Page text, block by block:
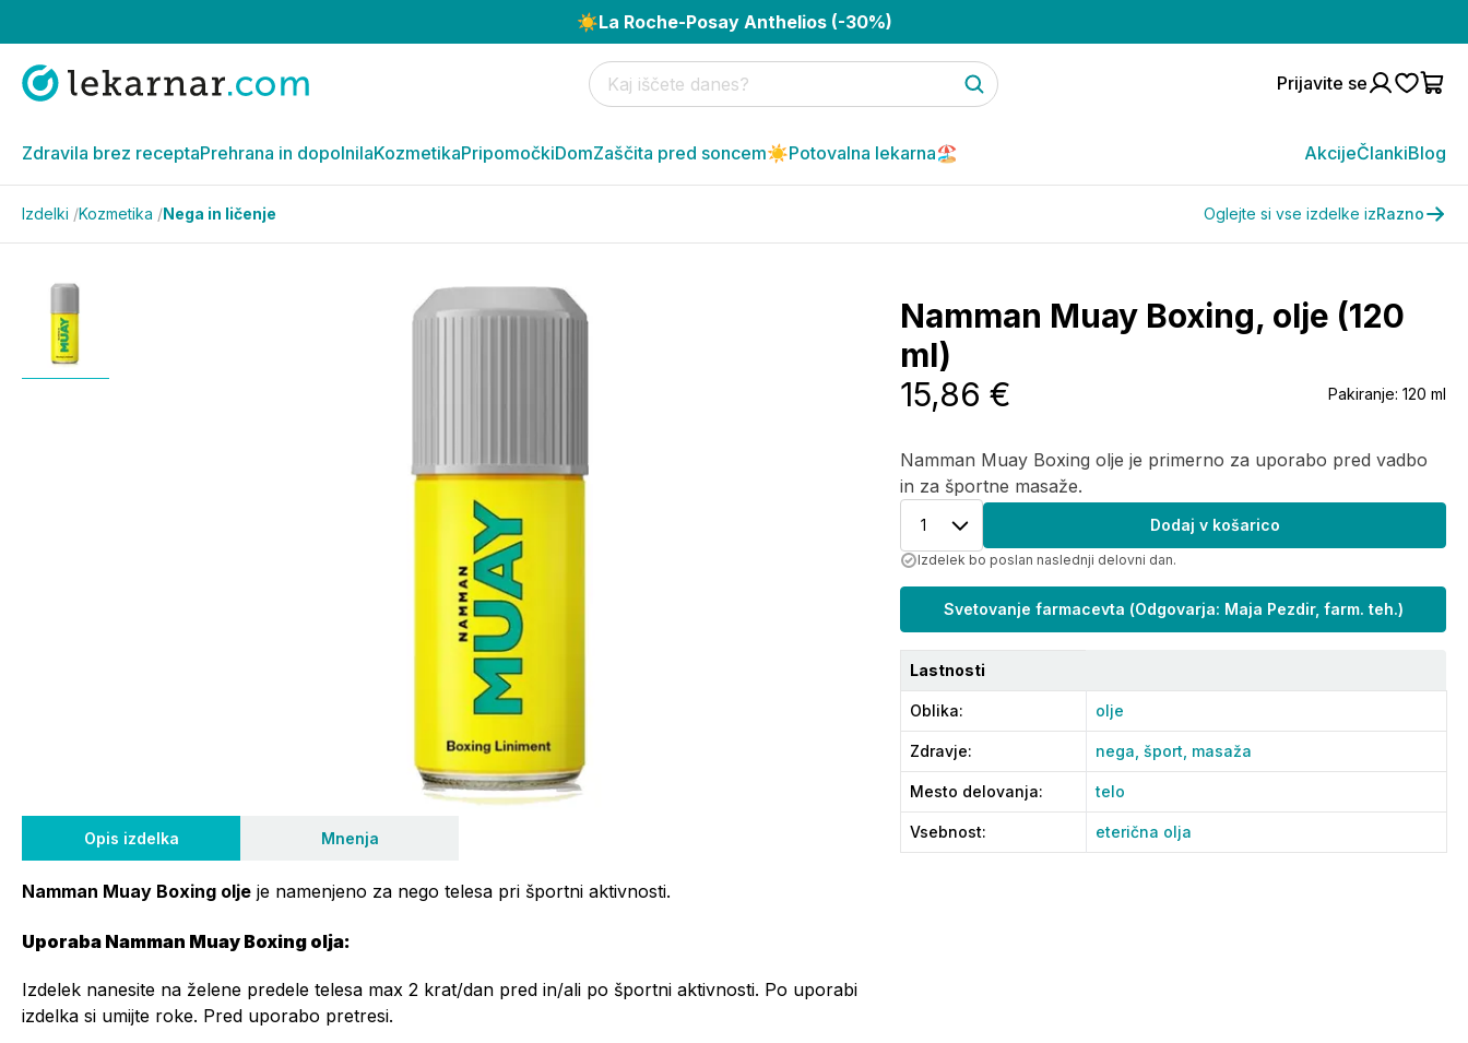
☀️La Roche-Posay Anthelios (-30%)
Prijavite se
Zdravila brez receptaPrehrana in dopolnilaKozmetikaPripomočkiDomZaščita pred soncem☀️Potovalna lekarna🏖️ AkcijeČlankiBlog
Izdelki /Kozmetika /Nega in ličenje Oglejte si vse izdelke izRazno
Opis izdelka Mnenja
Namman Muay Boxing olje je namenjeno za nego telesa pri športni aktivnosti.
Uporaba Namman Muay Boxing olja:
Izdelek nanesite na želene predele telesa max 2 krat/dan pred in/ali po športni aktivnosti. Po uporabi
izdelka si umijte roke. Pred uporabo pretresi.
Namman Muay Boxing, olje (120
ml)
Namman Muay Boxing olje je primerno za uporabo pred vadbo
in za športne masaže.
15,86 € Pakiranje: 120 ml
1 Dodaj v košarico
Izdelek bo poslan naslednji delovni dan.
Svetovanje farmacevta (Odgovarja: Maja Pezdir, farm. teh.)
Lastnosti
Oblika: olje
Zdravje: nega, šport, masaža
Mesto delovanja: telo
Vsebnost: eterična olja